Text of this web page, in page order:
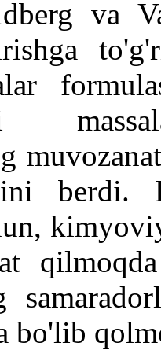
va
berdi.
bo'lib